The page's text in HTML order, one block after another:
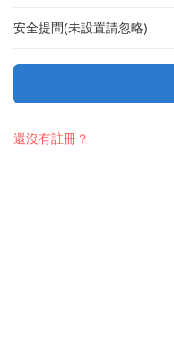
安全提問(未設置請忽略)
還沒有註冊？